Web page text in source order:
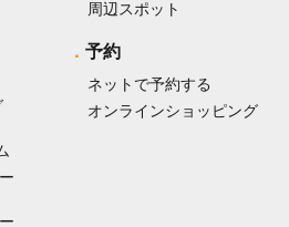
周辺スポット
予約
ネットで予約する
オンラインショッピング